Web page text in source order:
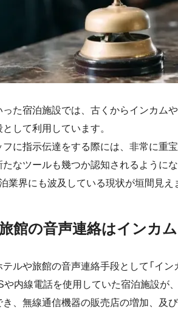
た宿泊施設では、古くからインカム
して利用しています。
に指示伝達をする際には、非常に重
なツールも幾つか認知されるように
業界にも波及している現状が垣間見え
館の音声連絡はインカ
ルや旅館の音声連絡手段として「イン
や内線電話を使用していた宿泊施設が
、無線通信機器の販売店の増加、及